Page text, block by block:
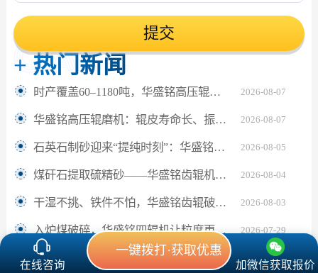
提交
+ 热门新闻
2026-08-07
时产覆盖60–1180吨，华盛铭高压辊磨机轻松应对鹅卵石制砂
2026-08-07
华盛铭高压辊磨机：辊皮寿命长、振动小，满足水泥熟料24小时连续粉磨
2026-08-05
石英石制砂迎来“提纯时刻”：华盛铭对辊机如何坐稳高纯砂生产C位？
2026-08-04
煤矸石提取硫精砂——华盛铭齿辊机助解离更充分
2026-08-03
干湿不挑、铁件不怕，华盛铭齿辊破碎机让陶瓷固废回收更省心
2026-07-29
入炉煤破碎，华盛铭四辊机让粒度更匀、细粉更少
在线咨询
一键拨打·获取优惠
加微信获取报价